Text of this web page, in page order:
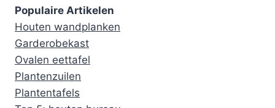
Populaire Artikelen
Houten wandplanken
Garderobekast
Ovalen eettafel
Plantenzuilen
Plantentafels